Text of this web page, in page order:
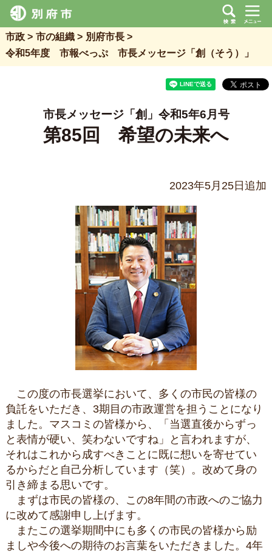
市政 市の組織
別府市長
令和5年度 市報べっぷ 市長メッセージ「創（そう）」
市長メッセージ「創」令和5年6月号
第85回 希望の未来へ
2023年5月25日追加
この度の市長選挙において、多くの市民の皆様の
負託をいただき、3期目の市政運営を担うことになり
ました。マスコミの皆様から、「当選直後からずっ
と表情が硬い、笑わないですね」と言われますが、
それはこれから成すべきことに既に想いを寄せてい
るからだと自己分析しています（笑）。改めて身の
引き締まる思いです。
まずは市民の皆様の、この8年間の市政へのご協力
に改めて感謝申し上げます。
またこの選挙期間中にも多くの市民の皆様から励
ましや今後への期待のお言葉をいただきました。4年